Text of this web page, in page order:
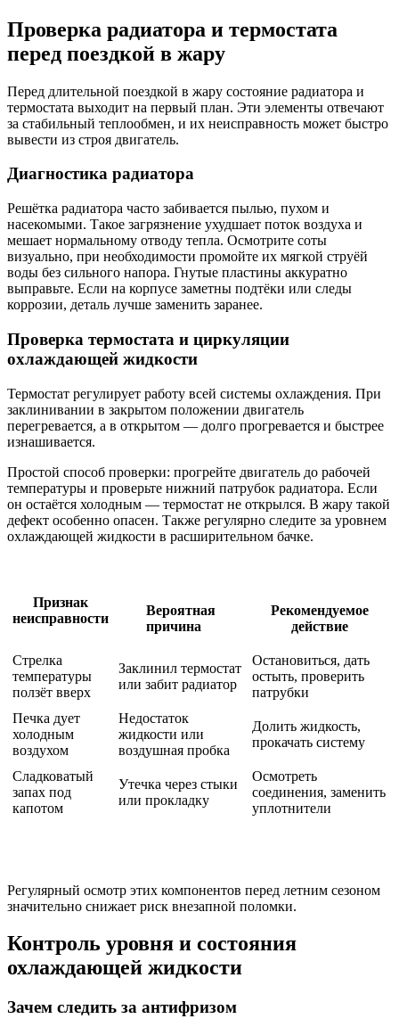
Проверка радиатора и термостата
перед поездкой в жару
Перед длительной поездкой в жару состояние радиатора и
термостата выходит на первый план. Эти элементы отвечают
за стабильный теплообмен, и их неисправность может быстро
вывести из строя двигатель.
Диагностика радиатора
Решётка радиатора часто забивается пылью, пухом и
насекомыми. Такое загрязнение ухудшает поток воздуха и
мешает нормальному отводу тепла. Осмотрите соты
визуально, при необходимости промойте их мягкой струёй
воды без сильного напора. Гнутые пластины аккуратно
выправьте. Если на корпусе заметны подтёки или следы
коррозии, деталь лучше заменить заранее.
Проверка термостата и циркуляции
охлаждающей жидкости
Термостат регулирует работу всей системы охлаждения. При
заклинивании в закрытом положении двигатель
перегревается, а в открытом — долго прогревается и быстрее
изнашивается.
Простой способ проверки: прогрейте двигатель до рабочей
температуры и проверьте нижний патрубок радиатора. Если
он остаётся холодным — термостат не открылся. В жару такой
дефект особенно опасен. Также регулярно следите за уровнем
охлаждающей жидкости в расширительном бачке.
Признак
неисправности
Вероятная
причина
Рекомендуемое
действие
Стрелка
температуры
ползёт вверх
Заклинил термостат
или забит радиатор
Остановиться, дать
остыть, проверить
патрубки
Печка дует
холодным
воздухом
Недостаток
жидкости или
воздушная пробка
Долить жидкость,
прокачать систему
Сладковатый
запах под
капотом
Утечка через стыки
или прокладку
Осмотреть
соединения, заменить
уплотнители
Регулярный осмотр этих компонентов перед летним сезоном
значительно снижает риск внезапной поломки.
Контроль уровня и состояния
охлаждающей жидкости
Зачем следить за антифризом